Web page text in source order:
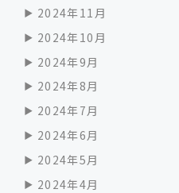
2024年11月
2024年10月
2024年9月
2024年8月
2024年7月
2024年6月
2024年5月
2024年4月